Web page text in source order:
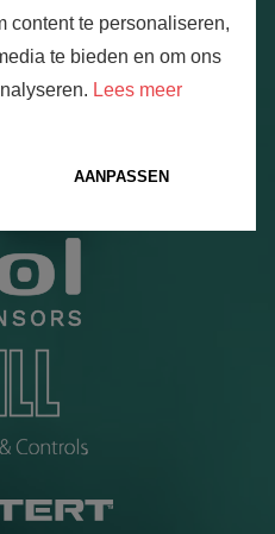
content te personaliseren,
te bieden en om ons
Lees meer
AANPASSEN